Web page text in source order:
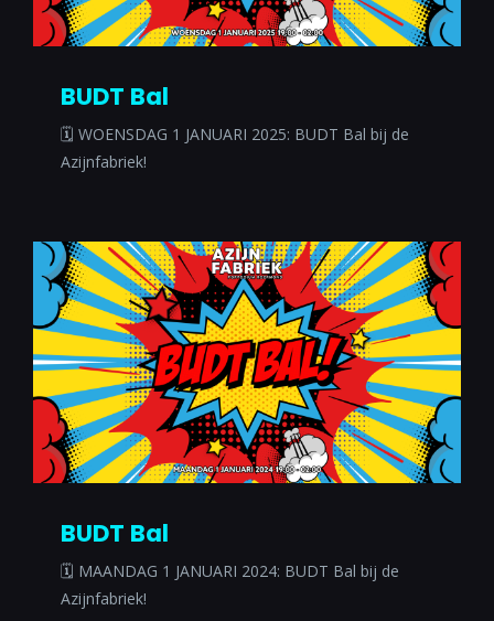
BUDT Bal
🗓 WOENSDAG 1 JANUARI 2025: BUDT Bal bij de
Azijnfabriek!
BUDT Bal
🗓 MAANDAG 1 JANUARI 2024: BUDT Bal bij de
Azijnfabriek!